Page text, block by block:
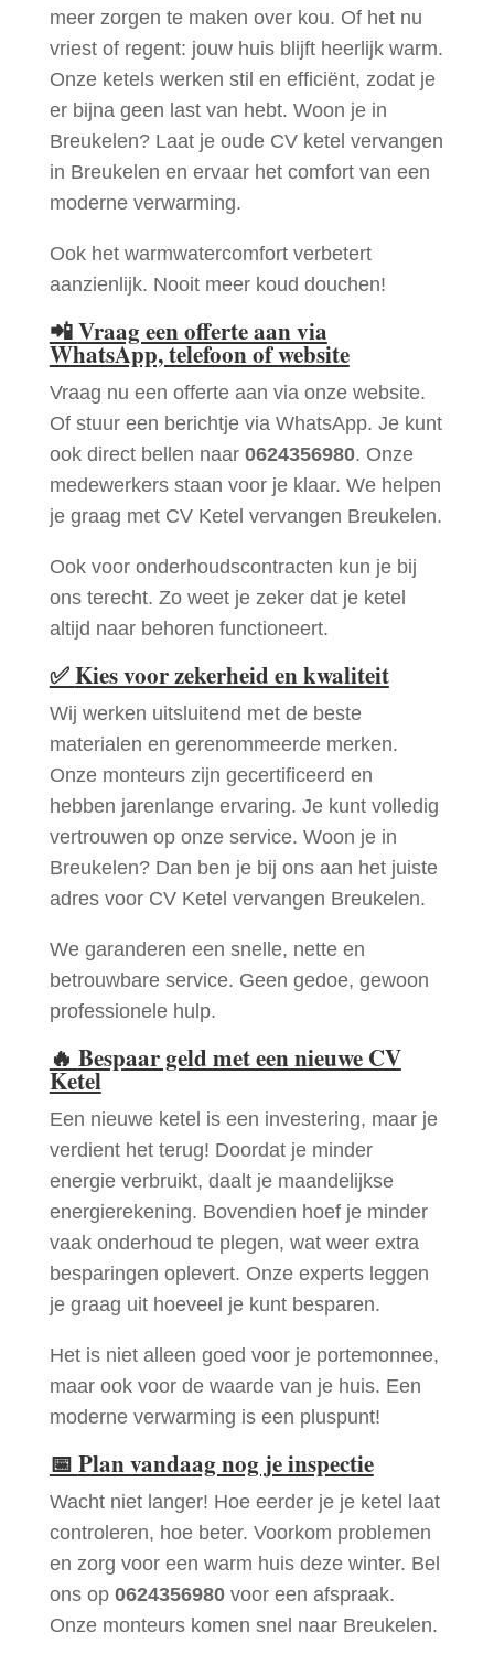
meer zorgen te maken over kou. Of het nu
vriest of regent: jouw huis blijft heerlijk warm.
Onze ketels werken stil en efficiënt, zodat je
er bijna geen last van hebt. Woon je in
Breukelen? Laat je oude CV ketel vervangen
in Breukelen en ervaar het comfort van een
moderne verwarming.
Ook het warmwatercomfort verbetert
aanzienlijk. Nooit meer koud douchen!
📲Vraag een offerte aan via
WhatsApp, telefoon of website
Vraag nu een offerte aan via onze website.
Of stuur een berichtje via WhatsApp. Je kunt
ook direct bellen naar 0624356980. Onze
medewerkers staan voor je klaar. We helpen
je graag met CV Ketel vervangen Breukelen.
Ook voor onderhoudscontracten kun je bij
ons terecht. Zo weet je zeker dat je ketel
altijd naar behoren functioneert.
✅Kies voor zekerheid en kwaliteit
Wij werken uitsluitend met de beste
materialen en gerenommeerde merken.
Onze monteurs zijn gecertificeerd en
hebben jarenlange ervaring. Je kunt volledig
vertrouwen op onze service. Woon je in
Breukelen? Dan ben je bij ons aan het juiste
adres voor CV Ketel vervangen Breukelen.
We garanderen een snelle, nette en
betrouwbare service. Geen gedoe, gewoon
professionele hulp.
🔥 Bespaar geld met een nieuwe CV
Ketel
Een nieuwe ketel is een investering, maar je
verdient het terug! Doordat je minder
energie verbruikt, daalt je maandelijkse
energierekening. Bovendien hoef je minder
vaak onderhoud te plegen, wat weer extra
besparingen oplevert. Onze experts leggen
je graag uit hoeveel je kunt besparen.
Het is niet alleen goed voor je portemonnee,
maar ook voor de waarde van je huis. Een
moderne verwarming is een pluspunt!
📅 Plan vandaag nog je inspectie
Wacht niet langer! Hoe eerder je je ketel laat
controleren, hoe beter. Voorkom problemen
en zorg voor een warm huis deze winter. Bel
ons op 0624356980voor een afspraak.
Onze monteurs komen snel naar Breukelen.